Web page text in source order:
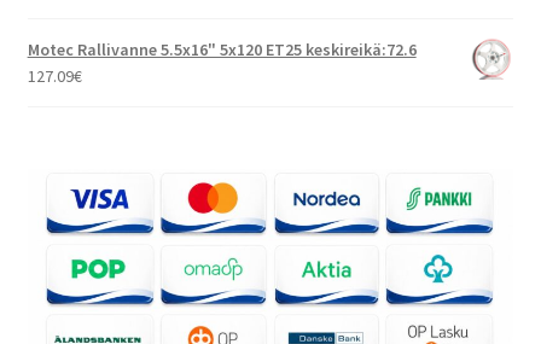
Motec Rallivanne 5.5x16" 5x120 ET25 keskireikä:72.6
127.09€